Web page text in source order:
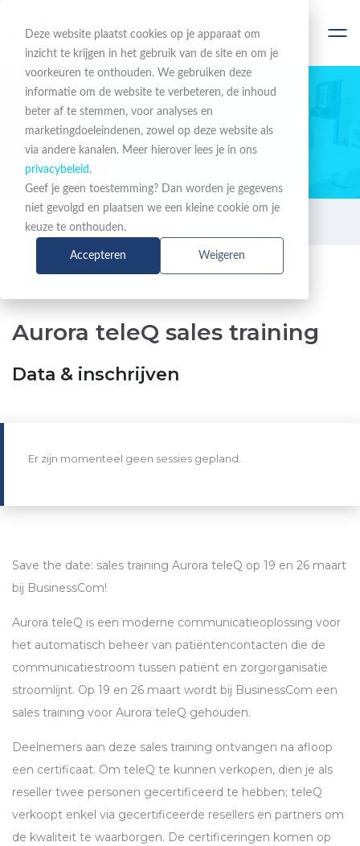
Deze website plaatst cookies op je apparaat om
inzicht te krijgen in het gebruik van de site en om je
voorkeuren te onthouden. We gebruiken deze
informatie om de website te verbeteren, de inhoud
beter af te stemmen, voor analyses en
marketingdoeleindenen, zowel op deze website als
via andere kanalen. Meer hierover lees je in ons
privacybeleid .
Geef je geen toestemming? Dan worden je gegevens
niet gevolgd en plaatsen we een kleine cookie om je
keuze te onthouden.
Accepteren Weigeren
EEN COMPLEET PORTFOLIO
Training Center
Training
Aurora teleQ sales training
Data & inschrijven
Er zijn momenteel geen sessies gepland.
Save the date: sales training Aurora teleQ op 19 en 26 maart
bij BusinessCom!
Aurora teleQ is een moderne communicatieoplossing voor
het automatisch beheer van patiëntencontacten die de
communicatiestroom tussen patiënt en zorgorganisatie
stroomlijnt. Op 19 en 26 maart wordt bij BusinessCom een
sales training voor Aurora teleQ gehouden.
Deelnemers aan deze sales training ontvangen na afloop
een certificaat. Om teleQ te kunnen verkopen, dien je als
reseller twee personen gecertificeerd te hebben; teleQ
verkoopt enkel via gecertificeerde resellers en partners om
de kwaliteit te waarborgen. De certificeringen komen op